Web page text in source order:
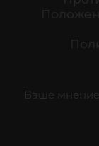
Ваше